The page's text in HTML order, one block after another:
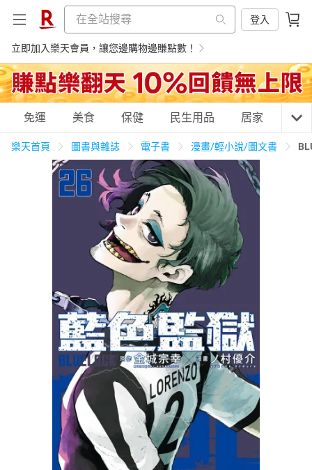
登入
立即加入樂天會員，讓您邊購物邊賺點數！
購物網分類
天天免運 美食蛋糕 養生保健 民生用品
3C家電 運動休閒
女裝 男裝 化妝保養
日本購物 電子/紙本書
HOT
免運 美食 保健 民生用品 居家 3C
樂天首頁 圖書與雜誌 電子書 漫畫/輕小說/圖文書